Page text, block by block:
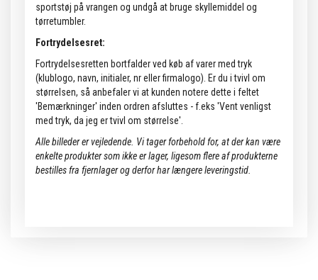
sportstøj på vrangen og undgå at bruge skyllemiddel og
tørretumbler.
Fortrydelsesret:
Fortrydelsesretten bortfalder ved køb af varer med tryk
(klublogo, navn, initialer, nr eller firmalogo). Er du i tvivl om
størrelsen, så anbefaler vi at kunden notere dette i feltet
'Bemærkninger' inden ordren afsluttes - f.eks 'Vent venligst
med tryk, da jeg er tvivl om størrelse'.
Alle billeder er vejledende. Vi tager forbehold for, at der kan være
enkelte produkter som ikke er lager, ligesom flere af produkterne
bestilles fra fjernlager og derfor har længere leveringstid.